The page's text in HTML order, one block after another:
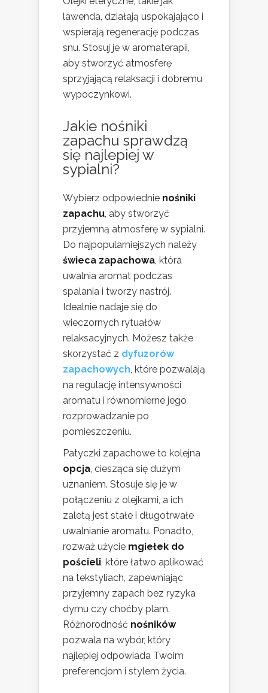
lawenda, działają uspokajająco i
wspierają regenerację podczas
snu. Stosuj je w aromaterapii,
aby stworzyć atmosferę
sprzyjającą relaksacji i dobremu
wypoczynkowi.
Jakie nośniki
zapachu sprawdzą
się najlepiej w
sypialni?
Wybierz odpowiednie nośniki
zapachu, aby stworzyć
przyjemną atmosferę w sypialni.
Do najpopularniejszych należy
świeca zapachowa, która
uwalnia aromat podczas
spalania i tworzy nastrój.
Idealnie nadaje się do
wieczornych rytuałów
relaksacyjnych. Możesz także
skorzystać z dyfuzorów
zapachowych, które pozwalają
na regulację intensywności
aromatu i równomierne jego
rozprowadzanie po
pomieszczeniu.
Patyczki zapachowe to kolejna
opcja, ciesząca się dużym
uznaniem. Stosuje się je w
połączeniu z olejkami, a ich
zaletą jest stałe i długotrwałe
uwalnianie aromatu. Ponadto,
rozważ użycie mgiełek do
pościeli, które łatwo aplikować
na tekstyliach, zapewniając
przyjemny zapach bez ryzyka
dymu czy choćby plam.
Różnorodność nośników
pozwala na wybór, który
najlepiej odpowiada Twoim
preferencjom i stylem życia.